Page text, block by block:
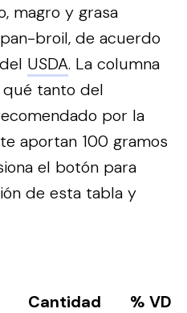
magro y grasa
broil, de acuerdo
USDA. La columna
qué tanto del
por la
aportan 100 gramos
el botón para
de esta tabla y
Cantidad
% VD